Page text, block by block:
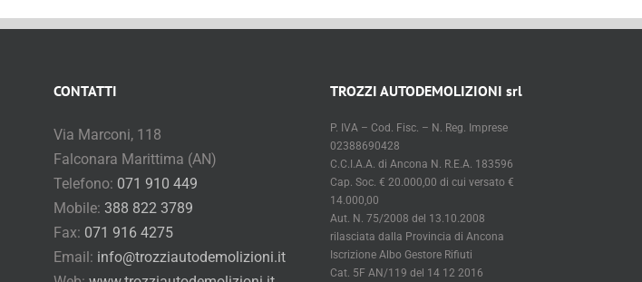
CONTATTI
Via Marconi, 118
Falconara Marittima (AN)
Telefono: 071 910 449
Mobile:388 822 3789
Fax: 071 916 4275
Email: info@trozziautodemolizioni.it
TROZZI AUTODEMOLIZIONI srl
P. IVA – Cod. Fisc. – N. Reg. Imprese
02388690428
C.C.I.A.A. di Ancona N. R.E.A. 183596
Cap. Soc. € 20.000,00 di cui versato €
14.000,00
Aut. N. 75/2008 del 13.10.2008
rilasciata dalla Provincia di Ancona
Iscrizione Albo Gestore Rifiuti
Cat. 5F AN/119 del 14 12 2016